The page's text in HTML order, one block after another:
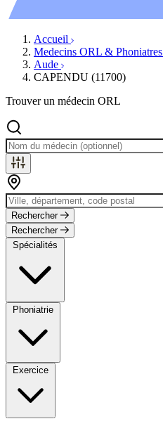
Accueil
Medecins ORL & Phoniatres
Aude
CAPENDU (11700)
Trouver un médecin ORL
Rechercher
Rechercher
Spécialités
Phoniatrie
Exercice